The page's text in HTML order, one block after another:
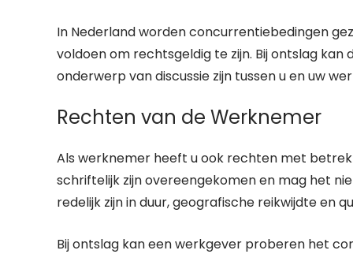
In Nederland worden concurrentiebedingen
voldoen om rechtsgeldig te zijn. Bij ontslag
onderwerp van discussie zijn tussen u en uw
Rechten van de Werknemer
Als werknemer heeft u ook rechten met
schriftelijk zijn overeengekomen en mag het
redelijk zijn in duur, geografische reikwijdte en
Bij ontslag kan een werkgever proberen het